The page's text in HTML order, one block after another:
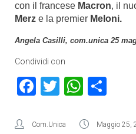
con il francese Macron, il
Merz e la premier Meloni.
Angela Casilli, com.unica 25
Condividi con
Facebook
Twitter
Com.Unica Maggio 25,